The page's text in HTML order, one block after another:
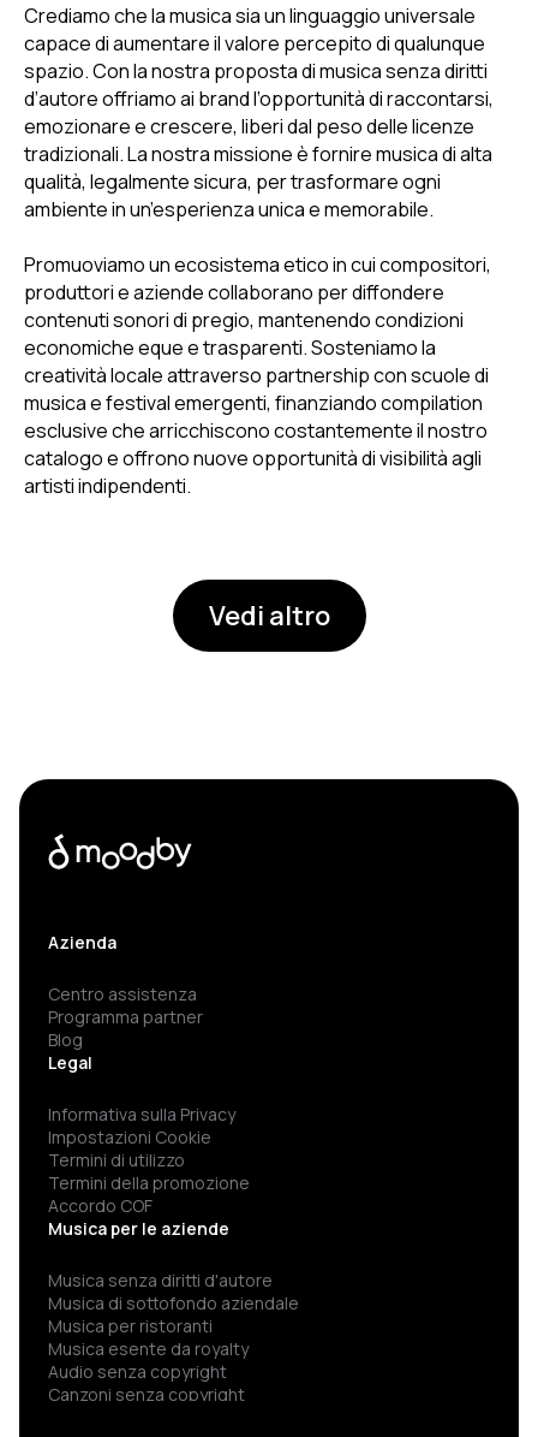
Crediamo che la musica sia un linguaggio universale
capace di aumentare il valore percepito di qualunque
spazio. Con la nostra proposta di musica senza diritti
d’autore offriamo ai brand l’opportunità di raccontarsi,
emozionare e crescere, liberi dal peso delle licenze
tradizionali. La nostra missione è fornire musica di alta
qualità, legalmente sicura, per trasformare ogni
ambiente in un’esperienza unica e memorabile.
Promuoviamo un ecosistema etico in cui compositori,
produttori e aziende collaborano per diffondere
contenuti sonori di pregio, mantenendo condizioni
economiche eque e trasparenti. Sosteniamo la
creatività locale attraverso partnership con scuole di
musica e festival emergenti, finanziando compilation
esclusive che arricchiscono costantemente il nostro
catalogo e offrono nuove opportunità di visibilità agli
artisti indipendenti.
Vedi altro
Azienda
Centro assistenza
Programma partner
Blog
Legal
Informativa sulla Privacy
Impostazioni Cookie
Termini di utilizzo
Termini della promozione
Accordo COF
Musica per le aziende
Musica senza diritti d'autore
Musica di sottofondo aziendale
Musica per ristoranti
Musica esente da royalty
Audio senza copyright
Canzoni senza copyright